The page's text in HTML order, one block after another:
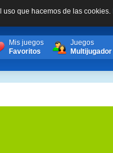
uso que hacemos de las cookies.
Mis juegos
Favoritos
Juegos
Multijugador